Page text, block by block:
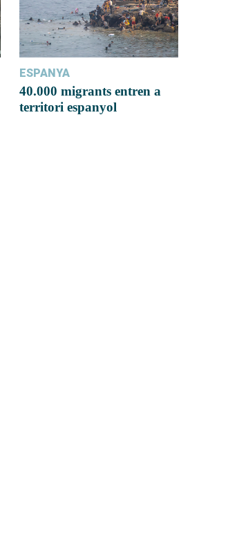
ESPANYA
40.000 migrants entren a
territori espanyol